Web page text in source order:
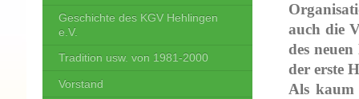
auch die
des
der erste
Als kaum
Geschichte des KGV Hehlingen
e.V.
Tradition usw. von 1981-2000
Vorstand